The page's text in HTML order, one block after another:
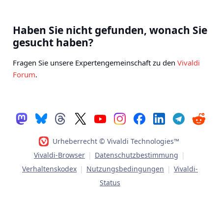
Haben Sie nicht gefunden, wonach Sie
gesucht haben?
Fragen Sie unsere Expertengemeinschaft zu den Vivaldi
Forum.
Urheberrecht © Vivaldi Technologies™
Vivaldi-Browser | Datenschutzbestimmung |
Verhaltenskodex | Nutzungsbedingungen | Vivaldi-
Status